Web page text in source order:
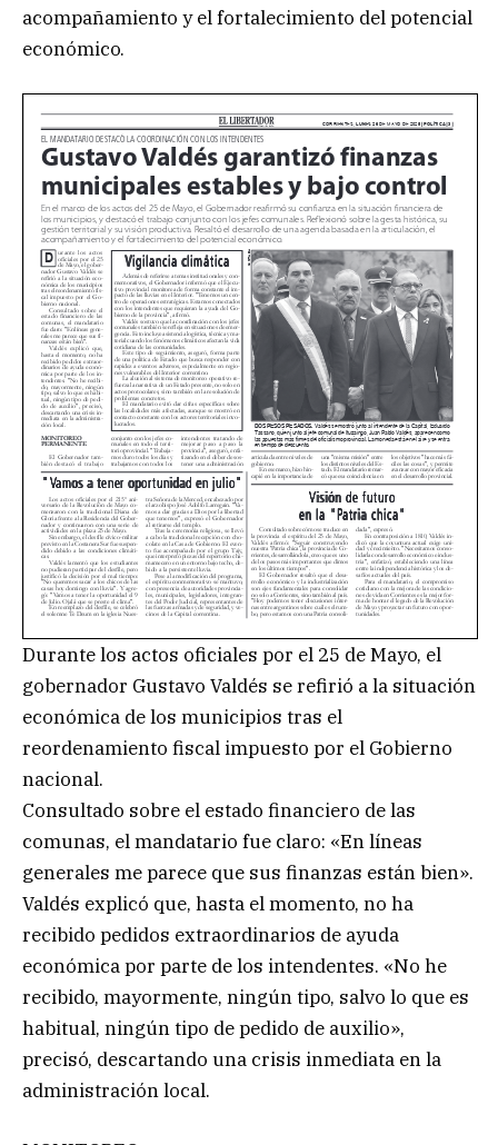
acompañamiento y el fortalecimiento del potencial
económico.
Durante los actos oficiales por el 25 de Mayo, el
gobernador Gustavo Valdés se refirió a la situación
económica de los municipios tras el
reordenamiento fiscal impuesto por el Gobierno
nacional.
Consultado sobre el estado financiero de las
comunas, el mandatario fue claro: «En líneas
generales me parece que sus finanzas están bien».
Valdés explicó que, hasta el momento, no ha
recibido pedidos extraordinarios de ayuda
económica por parte de los intendentes. «No he
recibido, mayormente, ningún tipo, salvo lo que es
habitual, ningún tipo de pedido de auxilio»,
precisó, descartando una crisis inmediata en la
administración local.